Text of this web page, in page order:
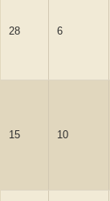
28 6
15 10